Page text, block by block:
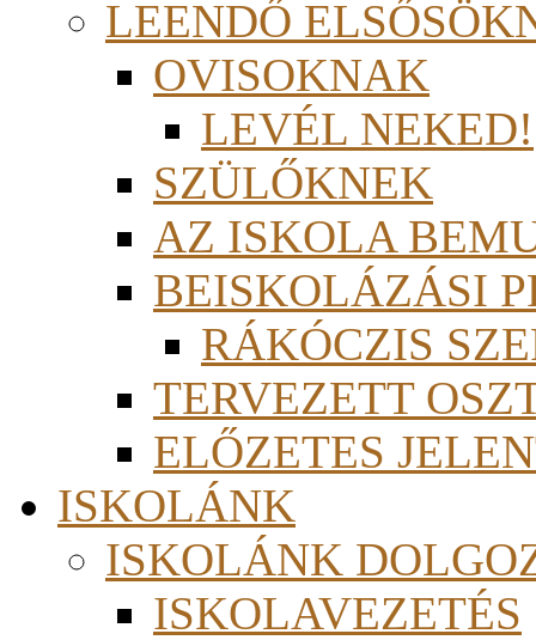
LEENDŐ
OVISOKNAK
LEVÉL NEKED!
SZÜLŐKNEK
AZ ISKOLA
BEISKOLÁZÁSI
RÁKÓCZIS
TERVEZETT
ELŐZETES
ISKOLÁNK
ISKOLÁNK
ISKOLAVEZETÉS